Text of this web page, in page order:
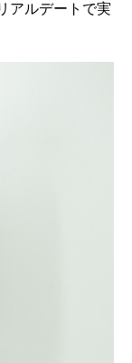
アルデートで実